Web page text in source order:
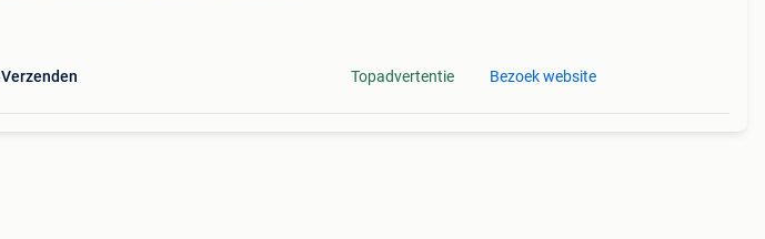
Verzenden Topadvertentie Bezoek website